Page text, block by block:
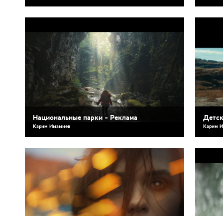
Национальные парки - Реклама
Карим Имамиев Карим